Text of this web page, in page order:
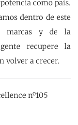
como país.
dentro de este
marcas y de la
recupere la
volver a crecer.
nº105